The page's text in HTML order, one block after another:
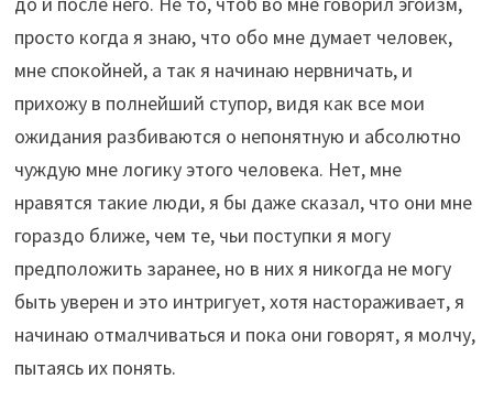
просто когда я знаю, что обо мне думает человек,
мне спокойней, а так я начинаю нервничать, и
прихожу в полнейший ступор, видя как все мои
ожидания разбиваются о непонятную и абсолютно
чуждую мне логику этого человека. Нет, мне
нравятся такие люди, я бы даже сказал, что они мне
гораздо ближе, чем те, чьи поступки я могу
предположить заранее, но в них я никогда не могу
быть уверен и это интригует, хотя настораживает, я
начинаю отмалчиваться и пока они говорят, я молчу,
пытаясь их понять.